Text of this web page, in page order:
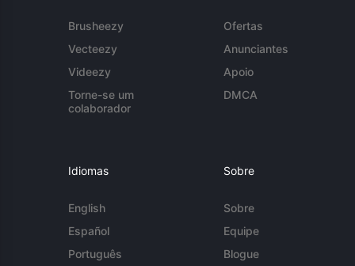
Brusheezy
Vecteezy
Videezy
Torne-se um
colaborador
Ofertas
Anunciantes
Apoio
DMCA
Idiomas
English
Español
Português
Sobre
Sobre
Equipe
Blogue